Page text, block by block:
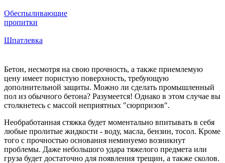
Обеспыливающие
пропитки
Шпатлевка
Бетон, несмотря на свою прочность, а также приемлемую
цену имеет пористую поверхность, требующую
дополнительной защиты. Можно ли сделать промышленный
пол из обычного бетона? Разумеется! Однако в этом случае вы
столкнетесь с массой неприятных "сюрпризов".
Необработанная стяжка будет моментально впитывать в себя
любые пролитые жидкости - воду, масла, бензин, тосол. Кроме
того с прочностью основания неминуемо возникнут
проблемы. Даже небольшого удара тяжелого предмета или
груза будет достаточно для появления трещин, а также сколов.